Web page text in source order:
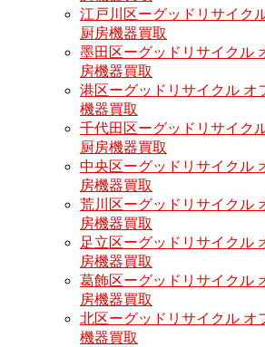
江戸川区ーグッドリサイク
厨房機器買取
墨田区ーグッドリサイクル
房機器買取
港区ーグッドリサイクル オ
機器買取
千代田区ーグッドリサイク
厨房機器買取
中央区ーグッドリサイクル
房機器買取
荒川区ーグッドリサイクル
房機器買取
足立区ーグッドリサイクル
房機器買取
葛飾区ーグッドリサイクル
房機器買取
北区ーグッドリサイクル オ
機器買取